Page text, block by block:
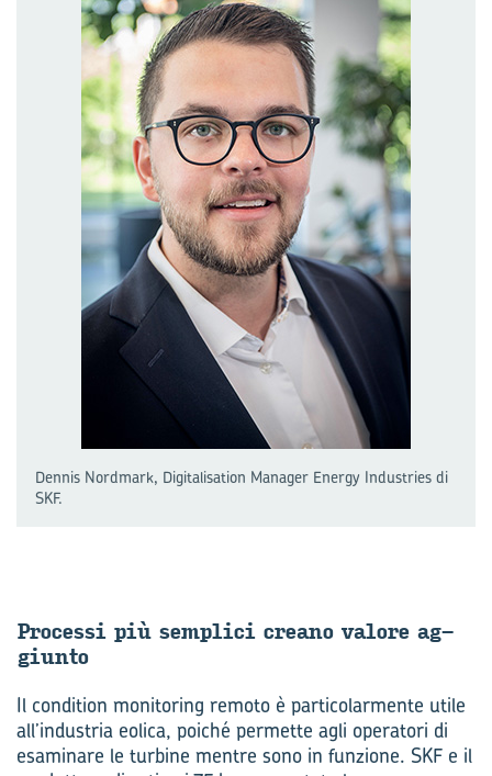
Dennis Nordmark, Digitalisation Manager Energy Industries di
SKF.
Pro­ces­si più sem­pli­ci crea­no va­lo­re ag­
giun­to
Il condition monitoring remoto è particolarmente utile
all’industria eolica, poiché permette agli operatori di
esaminare le turbine mentre sono in funzione. SKF e il